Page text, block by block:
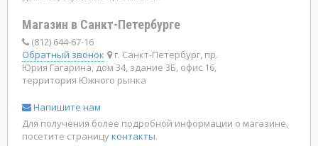
Магазин в Санкт-Петербурге
(812) 644-67-16
Обратный звонок
г. Санкт-Петербург, пр.
Юрия Гагарина, дом 34, здание 3Б, офис 16,
территория Южного рынка
Напишите нам
Для получения более подробной информации о магазине,
посетите страницуконтакты.